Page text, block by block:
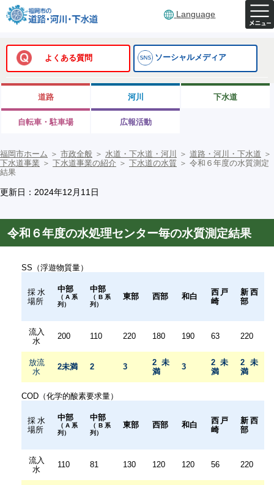
Language
よくある質問 ソーシャルメディア
道路 河川 下水道
自転車・駐車場 広報活動
福岡市ホーム ＞ 市政全般 ＞ 水道・下水道・河川 ＞ 道路・河川・下水道 ＞
下水道事業 ＞ 下水道事業の紹介 ＞ 下水道の水質 ＞ 令和６年度の水質測定
結果
更新日：2024年12月11日
令和６年度の水処理センター毎の水質測定結果
SS（浮遊物質量）
採水
場所
中部
（A系
列）
中部
（B系
列）
東部 西部 和白
西戸
崎
新西
部
流入
水
200 110 220 180 190 63 220
放流
水
2未満 2 3
2未
満
3
2未
満
2未
満
COD（化学的酸素要求量）
採水
場所
中部
（A系
列）
中部
（B系
列）
東部 西部 和白
西戸
崎
新西
部
流入
水
110 81 130 120 120 56 220